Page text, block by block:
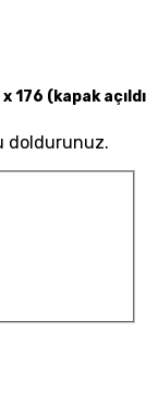
176 (kapak
doldurunuz.